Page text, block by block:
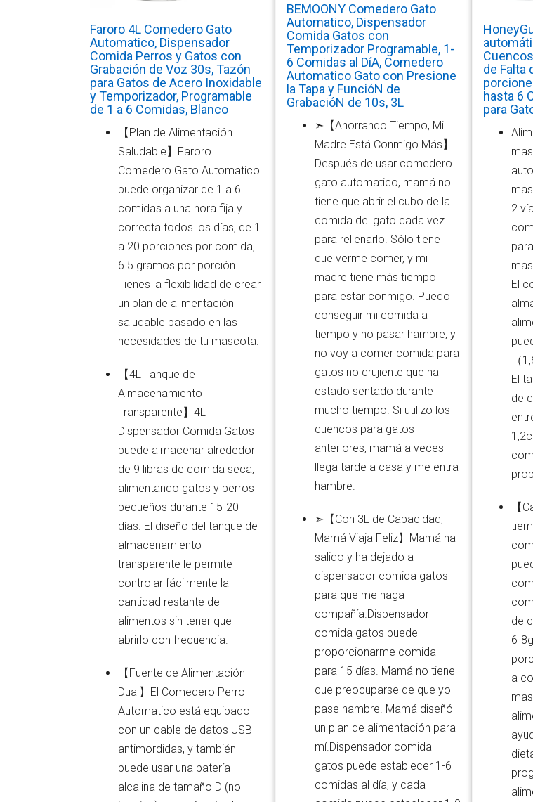
Faroro 4L Comedero Gato
Automatico, Dispensador
Comida Perros y Gatos con
Grabación de Voz 30s, Tazón
para Gatos de Acero Inoxidable
y Temporizador, Programable
de 1 a 6 Comidas, Blanco
【Plan de Alimentación
Saludable】Faroro
Comedero Gato Automatico
puede organizar de 1 a 6
comidas a una hora fija y
correcta todos los días, de 1
a 20 porciones por comida,
6.5 gramos por porción.
Tienes la flexibilidad de crear
un plan de alimentación
saludable basado en las
necesidades de tu mascota.
【4L Tanque de
Almacenamiento
Transparente】4L
Dispensador Comida Gatos
puede almacenar alrededor
de 9 libras de comida seca,
alimentando gatos y perros
pequeños durante 15-20
días. El diseño del tanque de
almacenamiento
transparente le permite
controlar fácilmente la
cantidad restante de
alimentos sin tener que
abrirlo con frecuencia.
【Fuente de Alimentación
Dual】El Comedero Perro
Automatico está equipado
con un cable de datos USB
antimordidas, y también
puede usar una batería
alcalina de tamaño D (no
BEMOONY Comedero Gato
Automatico, Dispensador
Comida Gatos con
Temporizador Programable, 1-
6 Comidas al DíA, Comedero
Automatico Gato con Presione
la Tapa y FuncióN de
GrabacióN de 10s, 3L
➣【Ahorrando Tiempo, Mi
Madre Está Conmigo Más】
Después de usar comedero
gato automatico, mamá no
tiene que abrir el cubo de la
comida del gato cada vez
para rellenarlo. Sólo tiene
que verme comer, y mi
madre tiene más tiempo
para estar conmigo. Puedo
conseguir mi comida a
tiempo y no pasar hambre, y
no voy a comer comida para
gatos no crujiente que ha
estado sentado durante
mucho tiempo. Si utilizo los
cuencos para gatos
anteriores, mamá a veces
llega tarde a casa y me entra
hambre.
➣【Con 3L de Capacidad,
Mamá Viaja Feliz】Mamá ha
salido y ha dejado a
dispensador comida gatos
para que me haga
compañía.Dispensador
comida gatos puede
proporcionarme comida
para 15 días. Mamá no tiene
que preocuparse de que yo
pase hambre. Mamá diseñó
un plan de alimentación para
mí.Dispensador comida
gatos puede establecer 1-6
comidas al día, y cada
de Falta
hasta 6
para
2
El
（
El
de
【
de
6-
a